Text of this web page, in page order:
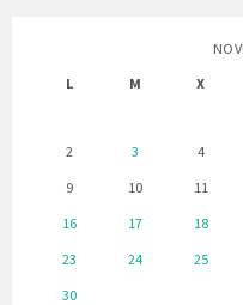
L
M X
2
3 4
9
10 11
16
17 18
23
24 25
30